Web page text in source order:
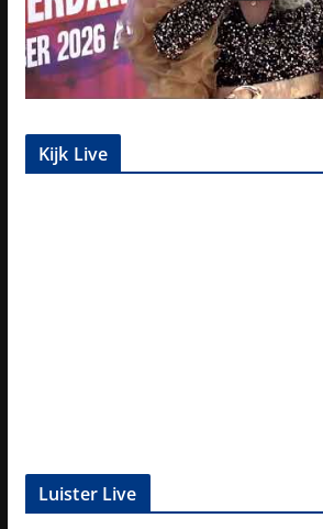
Kijk Live
Luister Live